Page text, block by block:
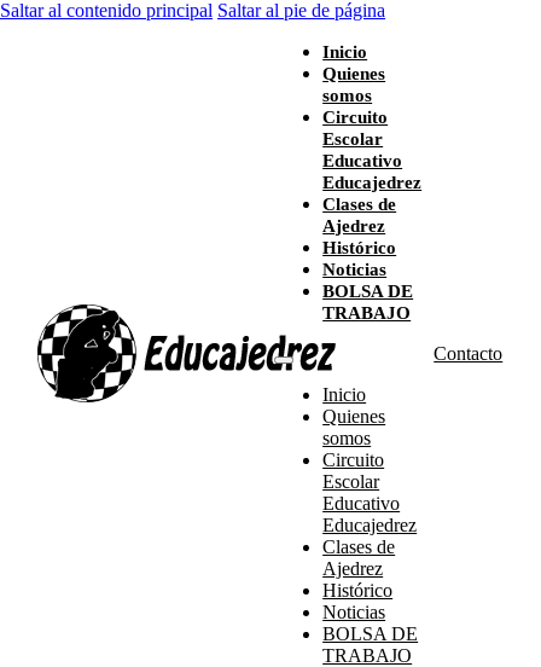
Saltar al contenido principal Saltar al pie de página
Inicio
Quienes
somos
Circuito
Escolar
Educativo
Educajedrez
Clases de
Ajedrez
Histórico
Noticias
BOLSA DE
TRABAJO
Inicio
Quienes
somos
Circuito
Escolar
Educativo
Educajedrez
Clases de
Ajedrez
Histórico
Noticias
BOLSA DE
TRABAJO
Contacto